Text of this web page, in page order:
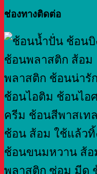
ช่องทางติดต่อ